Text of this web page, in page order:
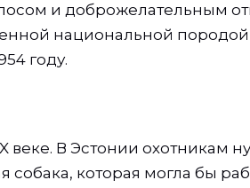
и доброжелательным
национальной
году.
веке. В Эстонии охотникам
которая могла бы